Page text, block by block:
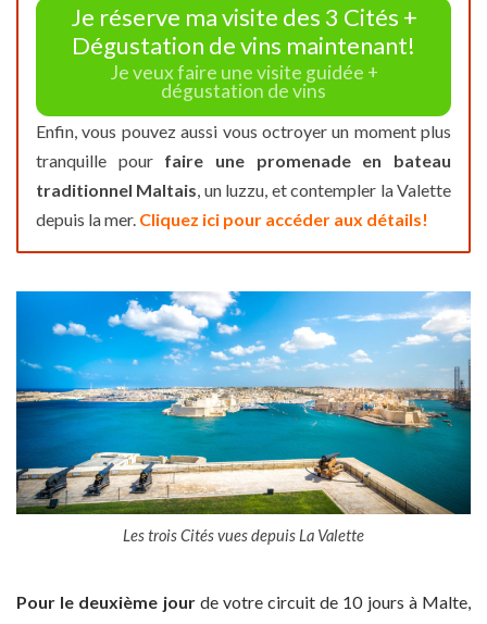
Je réserve ma visite des 3 Cités +
Dégustation de vins maintenant!
Je veux faire une visite guidée +
dégustation de vins
Enfin, vous pouvez aussi vous octroyer un moment plus
tranquille pour faire une promenade en bateau
traditionnel Maltais, un luzzu, et contempler la Valette
depuis la mer. Cliquez ici pour accéder aux détails!
Les trois Cités vues depuis La Valette
Pour le deuxième jourde votre circuit de 10 jours à Malte,